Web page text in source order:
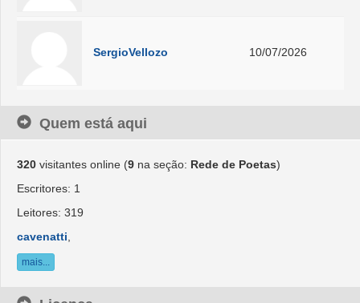
SergioVellozo 10/07/2026
Quem está aqui
320 visitantes online (9 na seção: Rede de Poetas)
Escritores: 1
Leitores: 319
cavenatti,
mais...